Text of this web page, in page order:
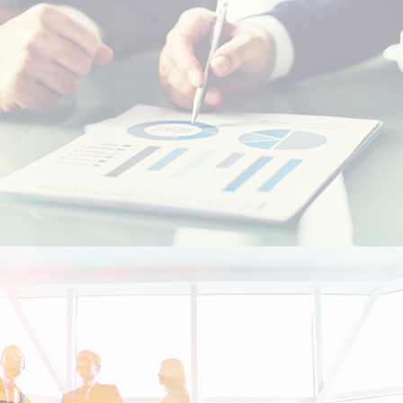
Etudiants Marocains à l'étranger
Marocains Résidents à l’Etranger